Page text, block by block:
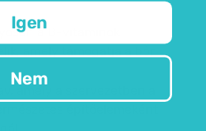
a B-vitaminok
amely támogatja a bőr
amely a szervezetben a
Igen
Nem